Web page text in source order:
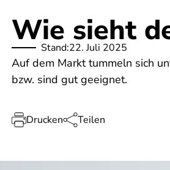
Wie sieht
Stand:22. Juli 2025
Auf dem Markt tummeln sich
bzw. sind gut geeignet.
Drucken Teilen